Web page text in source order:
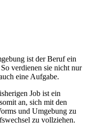
ist der Beruf ein
verdienen sie nicht nur
eine Aufgabe.
Job ist ein
an, sich mit den
und Umgebung zu
zu vollziehen.